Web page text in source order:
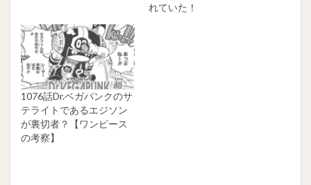
れていた！
1076話Dr.ベガパンクのサ
テライトであるエジソン
が裏切者？【ワンピース
の考察】